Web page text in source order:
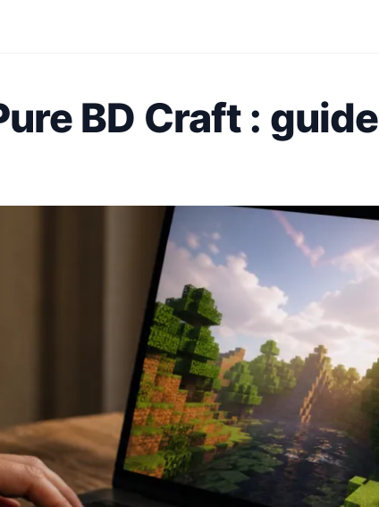
BD Craft : guide